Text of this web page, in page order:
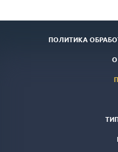
ПОЛИТИКА